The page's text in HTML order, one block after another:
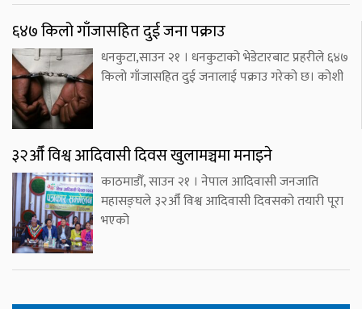
६४७ किलो गाँजासहित दुई जना पक्राउ
धनकुटा,साउन २१ । धनकुटाको भेडेटारबाट प्रहरीले ६४७
किलो गाँजासहित दुई जनालाई पक्राउ गरेको छ। कोशी
३२औँ विश्व आदिवासी दिवस खुलामञ्चमा मनाइने
काठमाडौँ, साउन २१ । नेपाल आदिवासी जनजाति
महासङ्घले ३२औँ विश्व आदिवासी दिवसको तयारी पूरा
भएको